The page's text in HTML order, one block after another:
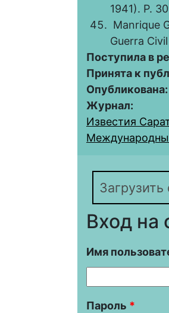
1941). P.
Manrique
Guerra
Поступила в
Принята к
Опубликована:
Журнал:
Известия
Загрузить
Вход на
Имя
Пароль *